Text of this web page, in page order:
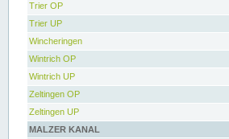
Trier OP
Trier UP
Wincheringen
Wintrich OP
Wintrich UP
Zeltingen OP
Zeltingen UP
MALZER KANAL